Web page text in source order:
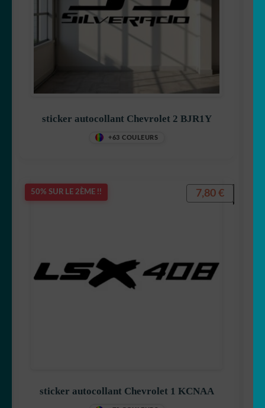
sticker autocollant Chevrolet 2 BJR1Y
+63 COULEURS
50% SUR LE 2ÈME !!
sticker autocollant Chevrolet 1 KCNAA
7,80 €